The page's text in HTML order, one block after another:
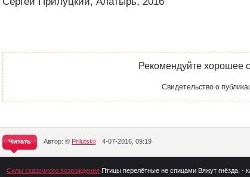
Рекомендуйте хорошее
Свидетельство о
Читать
^
Автор: © Prilutskii 4-07-2016, 09:19
Силы сказочного возрождения Птицы перелётные не спицами Вяжут гнёзда, -